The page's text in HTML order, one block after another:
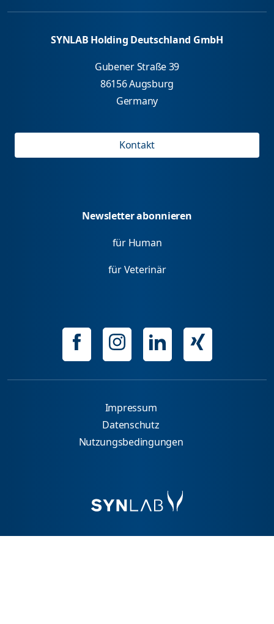
SYNLAB Holding Deutschland GmbH
Gubener Straße 39
86156 Augsburg
Germany
Kontakt
Newsletter abonnieren
für Human
für Veterinär
Impressum
Datenschutz
Nutzungsbedingungen